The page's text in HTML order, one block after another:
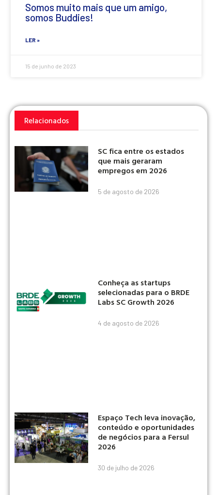
Somos muito mais que um amigo,
somos Buddies!
LER »
15 de junho de 2023
Relacionados
SC fica entre os estados
que mais geraram
empregos em 2026
5 de agosto de 2026
Conheça as startups
selecionadas para o BRDE
Labs SC Growth 2026
4 de agosto de 2026
Espaço Tech leva inovação,
conteúdo e oportunidades
de negócios para a Fersul
2026
30 de julho de 2026